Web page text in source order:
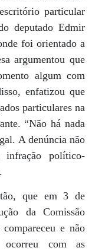
particular
deputado Edmir
foi orientado a
argumentou que
algum com
enfatizou que
particulares na
“Não há nada
A denúncia não
infração político-
que em 3 de
da Comissão
e não
com as